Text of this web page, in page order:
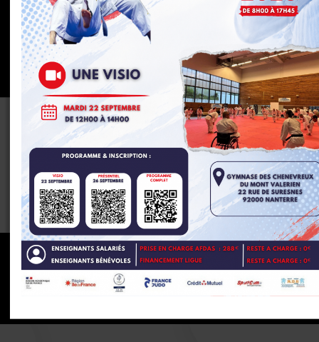
Crkdr
Snr
Partenaires de la ligue régionale
RÉALISATIONKOREDGE
PROTECTION DES DONNÉES
GESTION DES COOKIES